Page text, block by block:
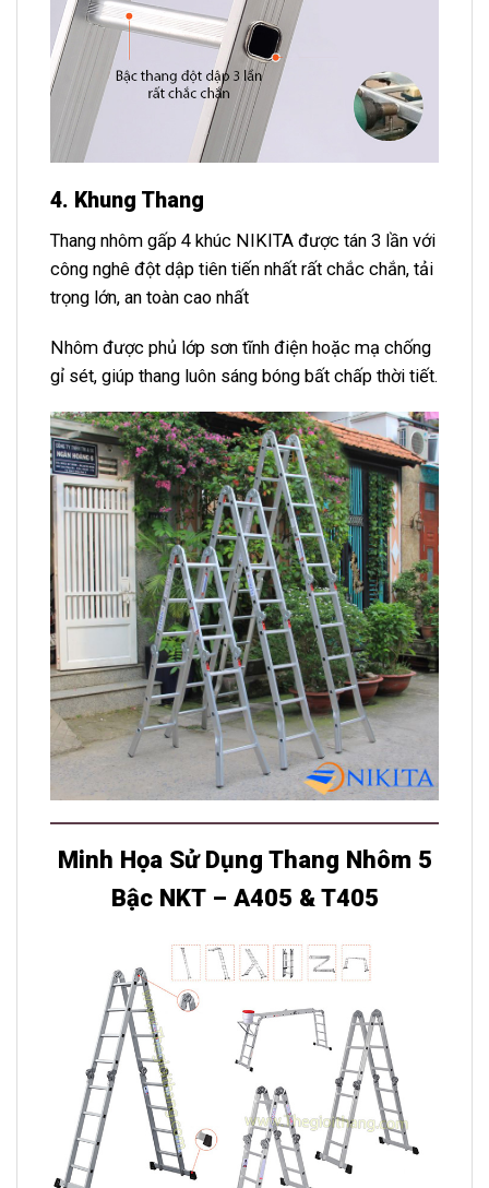
4. Khung Thang
Thang nhôm gấp 4 khúc NIKITA được tán 3 lần với
công nghê đột dập tiên tiến nhất rất chắc chắn, tải
trọng lớn, an toàn cao nhất
Nhôm được phủ lớp sơn tĩnh điện hoặc mạ chống
gỉ sét, giúp thang luôn sáng bóng bất chấp thời tiết.
Minh Họa Sử Dụng Thang Nhôm 5
Bậc NKT – A405 & T405